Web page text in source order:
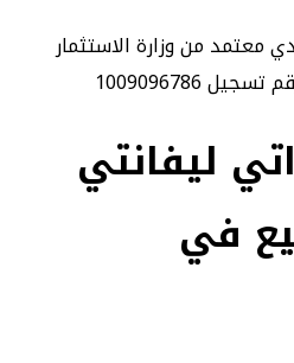
من وزارة الاستثمار
تسجيل 1009096786
ليفانتي
للبيع في